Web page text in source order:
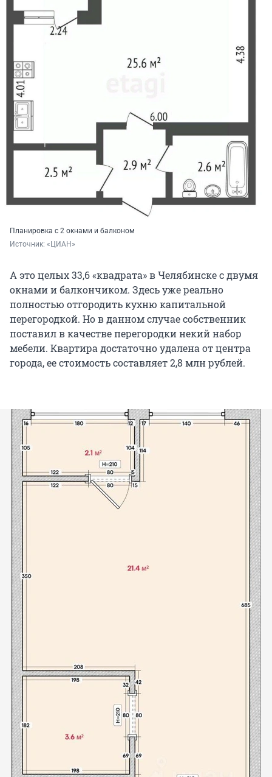
Планировка с 2 окнами и балконом
Источник: «ЦИАН»
А это целых 33,6 «квадрата» в Челябинске с двумя
окнами и балкончиком. Здесь уже реально
полностью отгородить кухню капитальной
перегородкой. Но в данном случае собственник
поставил в качестве перегородки некий набор
мебели. Квартира достаточно удалена от центра
города, ее стоимость составляет 2,8 млн рублей.